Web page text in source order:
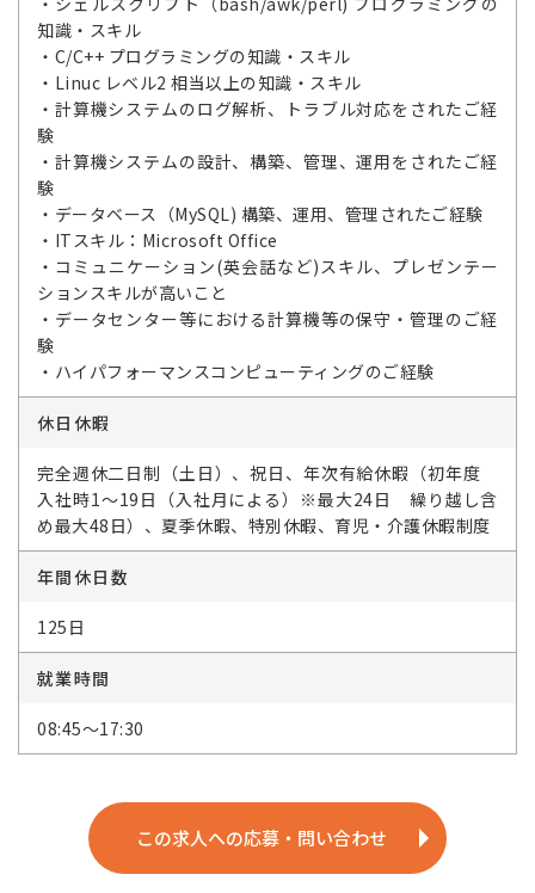
知識・スキル
・C/C++ プログラミングの知識・スキル
・Linuc レベル2 相当以上の知識・スキル
・計算機システムのログ解析、トラブル対応をされたご経
験
・計算機システムの設計、構築、管理、運用をされたご経
験
・データベース（MySQL) 構築、運用、管理されたご経験
・ITスキル：Microsoft Office
・コミュニケーション(英会話など)スキル、プレゼンテー
ションスキルが高いこと
・データセンター等における計算機等の保守・管理のご経
験
・ハイパフォーマンスコンピューティングのご経験
休日休暇
完全週休二日制（土日）、祝日、年次有給休暇（初年度
入社時1～19日（入社月による）※最大24日 繰り越し含
め最大48日）、夏季休暇、特別休暇、育児・介護休暇制度
年間休日数
125日
就業時間
08:45～17:30
この求人への応募・問い合わせ